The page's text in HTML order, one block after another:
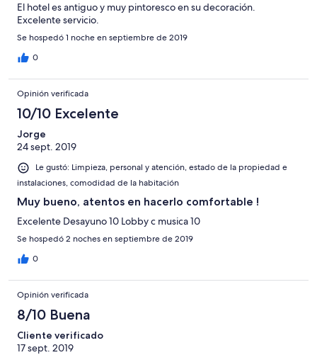
El hotel es antiguo y muy pintoresco en su decoración.
Excelente servicio.
Se hospedó 1 noche en septiembre de 2019
0
Opinión verificada
10/10 Excelente
Jorge
24 sept. 2019
Le gustó: Limpieza, personal y atención, estado de la propiedad e
instalaciones, comodidad de la habitación
Muy bueno, atentos en hacerlo comfortable !
Excelente Desayuno 10 Lobby c musica 10
Se hospedó 2 noches en septiembre de 2019
0
Opinión verificada
8/10 Buena
Cliente verificado
17 sept. 2019